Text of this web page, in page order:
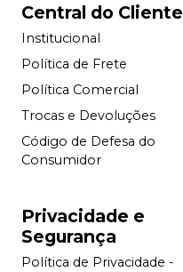
Central do Cliente
Institucional
Política de Frete
Política Comercial
Trocas e Devoluções
Código de Defesa do
Consumidor
Privacidade e
Segurança
Política de Privacidade -